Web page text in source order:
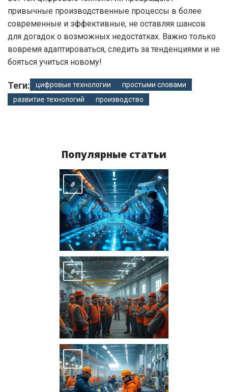
привычные производственные процессы в более
современные и эффективные, не оставляя шансов
для догадок о возможных недостатках. Важно только
вовремя адаптироваться, следить за тенденциями и не
бояться учиться новому!
Теги: цифровые технологии
простыми словами
развитие технологий
производство
Популярные статьи